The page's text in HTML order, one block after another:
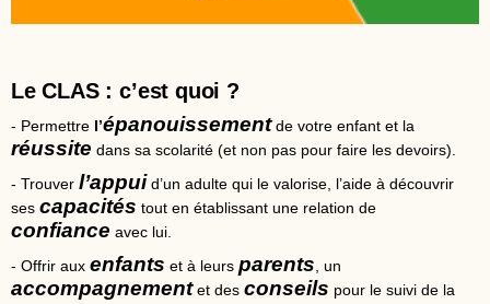
Le CLAS : c’est quoi ?
- Permettre l’épanouissementde votre enfant et la
réussite dans sa scolarité (et non pas pour faire les devoirs).
- Trouver l’appui d’un adulte qui le valorise, l’aide à découvrir
ses capacités tout en établissant une relation de
confiance avec lui.
- Offrir aux enfants et à leurs parents , un
accompagnementet des conseils pour le suivi de la